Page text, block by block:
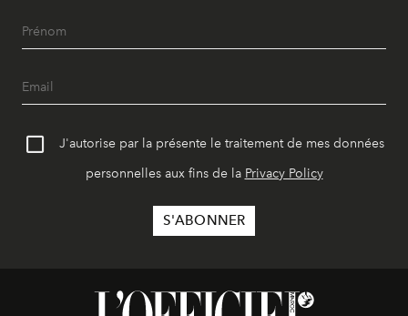
J'autorise par la présente le traitement de mes données
personnelles aux fins de la Privacy Policy